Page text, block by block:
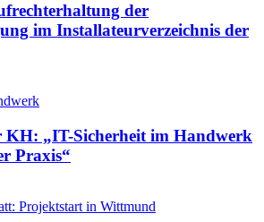
der
im Installateurverzeichnis der
KH: „IT-Sicherheit im Handwerk
Praxis“